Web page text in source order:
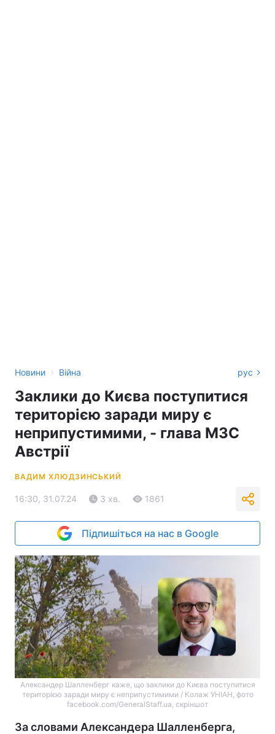
Новини › Війна рус
Заклики до Києва поступитися
територією заради миру є
неприпустимими, - глава МЗС
Австрії
ВАДИМ ХЛЮДЗИНСЬКИЙ
16:30, 31.07.24 3 хв. 1861
Підпишіться на нас в Google
Александер Шалленберг каже, що заклики до Києва поступитися
територією заради миру є неприпустимими / Колаж УНІАН, фото
facebook.com/GeneralStaff.ua, скріншот
За словами Александера Шалленберга,